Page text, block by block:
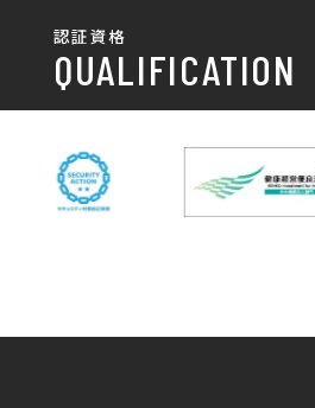
パンフレット制作・
パッケージ制作・デ
各種デザイン制作
動画/写真
封筒
看板・サイン
アパレル
展示会/企業展
SDGsへの取り組み
DXへの取り組み
DX研修
CSR活動
務所
中部電力パワーグリッ
ド株式会社 岐阜支社
ネッ
ソー
組合
岐阜県自動車車体整備
協同組合
瑞
株式会社 TENPOUP
株式会社MD
株式
認証資格
QUALIFICATION